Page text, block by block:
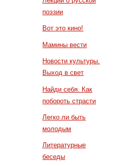
поэзии
Вот это кино!
Мамины вести
Новости культуры.
Выход в свет
Найди себя. Как
побороть страсти
Легко ли быть
молодым
Литературные
беседы